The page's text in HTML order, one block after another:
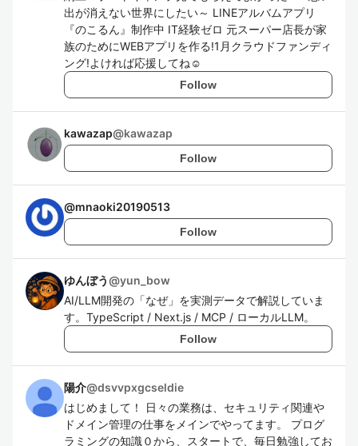
出が消えない世界にしたい～ LINEアルバムアプリ
『のこるん』制作中 IT経験ゼロ 元スーパー店長が家
族のためにWEBアプリを作る!1月クラウドファンディ
ング!よければ応援してね☺
Follow
kawazap@kawazap
Follow
@mnaoki20190513
Follow
ゆんぼう@yun_bow
AI/LLM開発の「なぜ」を実測データで解説していま
す。TypeScript / Next.js / MCP / ローカルLLM。
Follow
陽介@dsvvpxgcseldie
はじめまして！ 日々の業務は、セキュリティ関連や
ドメイン管理の仕事をメインでやってます。 プログ
ラミングの知識０から、スタートで、毎日勉強してお